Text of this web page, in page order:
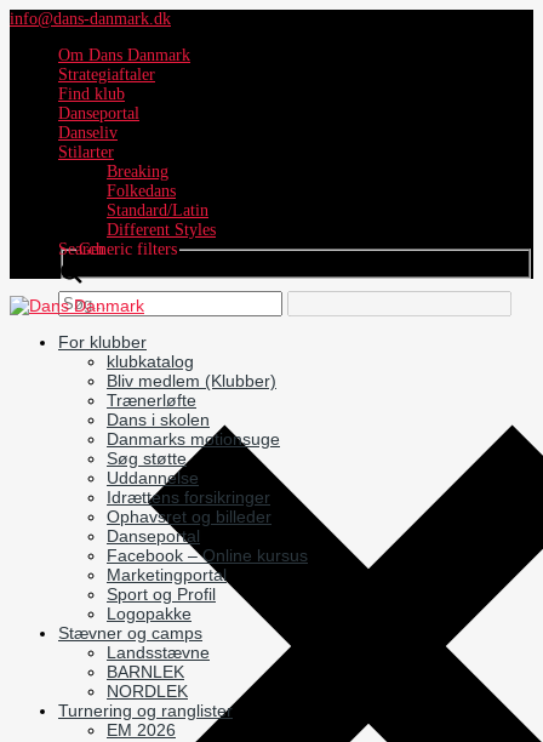
info@dans-danmark.dk
Om Dans Danmark
Strategiaftaler
Find klub
Danseportal
Danseliv
Stilarter
Breaking
Folkedans
Standard/Latin
Different Styles
Search
Generic filters
For klubber
klubkatalog
Bliv medlem (Klubber)
Trænerløfte
Dans i skolen
Danmarks motionsuge
Søg støtte
Uddannelse
Idrættens forsikringer
Ophavsret og billeder
Danseportal
Facebook – Online kursus
Marketingportal
Sport og Profil
Logopakke
Stævner og camps
Landsstævne
BARNLEK
NORDLEK
Turnering og ranglister
EM 2026